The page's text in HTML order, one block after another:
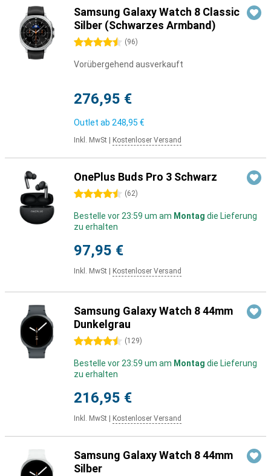
Samsung Galaxy Watch 8 Classic
Silber (Schwarzes Armband)
4.5 Sterne (96)
Vorübergehend ausverkauft
276,95 €
Outlet ab 248,95 €
Inkl. MwSt Kostenloser Versand
OnePlus Buds Pro 3 Schwarz
4.5 Sterne (62)
Bestelle vor 23:59 um am Montag die Lieferung
zu erhalten
97,95 €
Inkl. MwSt Kostenloser Versand
Samsung Galaxy Watch 8 44mm
Dunkelgrau
4.5 Sterne (129)
Bestelle vor 23:59 um am Montag die Lieferung
zu erhalten
216,95 €
Inkl. MwSt Kostenloser Versand
Samsung Galaxy Watch 8 44mm
Silber